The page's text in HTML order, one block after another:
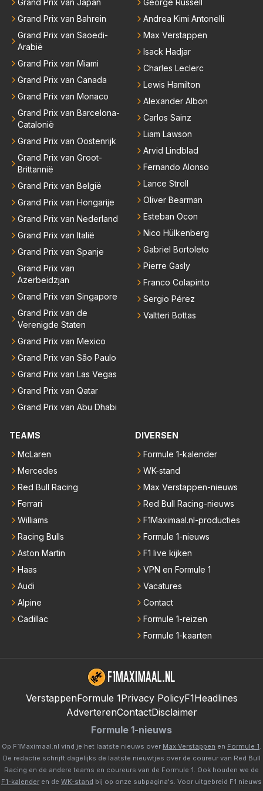
Grand Prix van Bahrein
Grand Prix van Saoedi-
Arabië
Grand Prix van Miami
Grand Prix van Canada
Grand Prix van Monaco
Grand Prix van Barcelona-
Catalonië
Grand Prix van Oostenrijk
Grand Prix van Groot-
Brittannië
Grand Prix van België
Grand Prix van Hongarije
Grand Prix van Nederland
Grand Prix van Italië
Grand Prix van Spanje
Grand Prix van
Azerbeidzjan
Grand Prix van Singapore
Grand Prix van de
Verenigde Staten
Grand Prix van Mexico
Grand Prix van São Paulo
Grand Prix van Las Vegas
Grand Prix van Qatar
Grand Prix van Abu Dhabi
Andrea Kimi Antonelli
Max Verstappen
Isack Hadjar
Charles Leclerc
Lewis Hamilton
Alexander Albon
Carlos Sainz
Liam Lawson
Arvid Lindblad
Fernando Alonso
Lance Stroll
Oliver Bearman
Esteban Ocon
Nico Hülkenberg
Gabriel Bortoleto
Pierre Gasly
Franco Colapinto
Sergio Pérez
Valtteri Bottas
TEAMS
McLaren
Mercedes
Red Bull Racing
Ferrari
Williams
Racing Bulls
Aston Martin
Haas
Audi
Alpine
Cadillac
DIVERSEN
Formule 1-kalender
WK-stand
Max Verstappen-nieuws
Red Bull Racing-nieuws
F1Maximaal.nl-producties
Formule 1-nieuws
F1 live kijken
VPN en Formule 1
Vacatures
Contact
Formule 1-reizen
Formule 1-kaarten
VerstappenFormule 1Privacy PolicyF1Headlines
AdverterenContactDisclaimer
Formule 1-nieuws
Op F1Maximaal.nl vind je het laatste nieuws over Max Verstappen en Formule 1
De redactie schrijft dagelijks de laatste nieuwtjes over de coureur van Red Bull
Racing en de andere teams en coureurs van de Formule 1. Ook houden we de
F1-kalender en de WK-stand bij op onze subpagina's. Voor uitgebreid F1 nieuws